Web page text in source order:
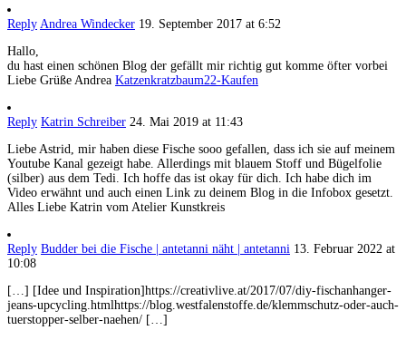
Reply Andrea Windecker 19. September 2017 at 6:52
Hallo,
du hast einen schönen Blog der gefällt mir richtig gut komme öfter vorbei
Liebe Grüße Andrea Katzenkratzbaum22-Kaufen
Reply Katrin Schreiber 24. Mai 2019 at 11:43
Liebe Astrid, mir haben diese Fische sooo gefallen, dass ich sie auf meinem
Youtube Kanal gezeigt habe. Allerdings mit blauem Stoff und Bügelfolie
(silber) aus dem Tedi. Ich hoffe das ist okay für dich. Ich habe dich im
Video erwähnt und auch einen Link zu deinem Blog in die Infobox gesetzt.
Alles Liebe Katrin vom Atelier Kunstkreis
Reply Budder bei die Fische | antetanni näht | antetanni 13. Februar 2022 at
10:08
[…] [Idee und Inspiration]https://creativlive.at/2017/07/diy-fischanhanger-
jeans-upcycling.htmlhttps://blog.westfalenstoffe.de/klemmschutz-oder-auch-
tuerstopper-selber-naehen/ […]